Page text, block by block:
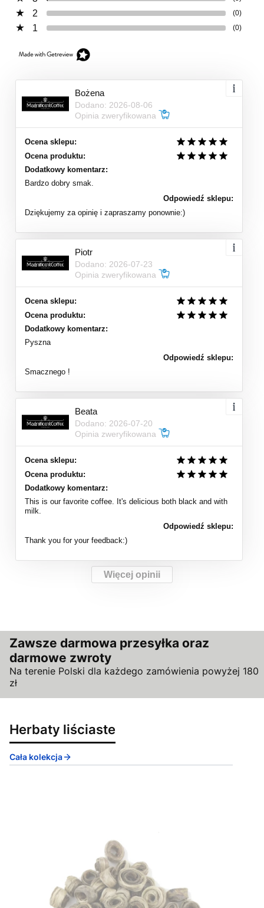
2 (0)
1 (0)
Bożena
Dodano: 2026-08-06
Opinia zweryfikowana
Ocena sklepu:
Ocena produktu:
Dodatkowy komentarz:
Bardzo dobry smak.
Odpowiedź sklepu:
Dziękujemy za opinię i zapraszamy ponownie:)
Piotr
Dodano: 2026-07-23
Opinia zweryfikowana
Ocena sklepu:
Ocena produktu:
Dodatkowy komentarz:
Pyszna
Odpowiedź sklepu:
Smacznego !
Beata
Dodano: 2026-07-20
Opinia zweryfikowana
Ocena sklepu:
Ocena produktu:
Dodatkowy komentarz:
This is our favorite coffee. It's delicious both black and with
milk.
Odpowiedź sklepu:
Thank you for your feedback:)
Więcej opinii
Zawsze darmowa przesyłka oraz
darmowe zwroty
Na terenie Polski dla każdego zamówienia powyżej 180
zł
Herbaty liściaste
Cała kolekcja